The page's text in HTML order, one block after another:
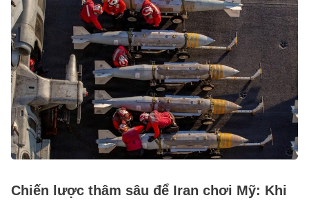
Chiến lược thâm sâu để Iran chơi Mỹ: Khi